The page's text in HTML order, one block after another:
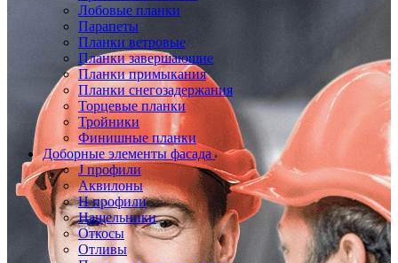
Лобовые планки
Парапеты
Планки ветровые
Планки завершающие
Планки примыкания
Планки снегозадержания
Торцевые планки
Тройники
Финишные планки
Доборные элементы фасада
J профили
Аквилоны
Н профили
Нащельники
Откосы
Отливы